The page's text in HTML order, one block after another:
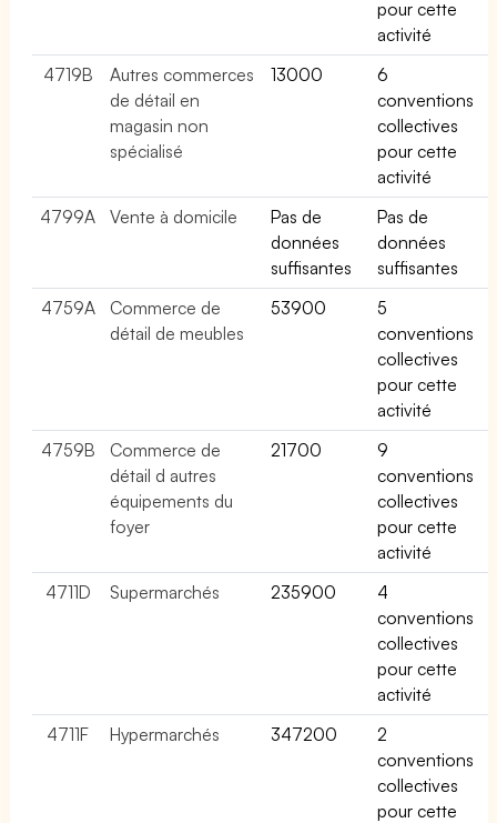
pour cette
activité
4719B
Autres commerces
de détail en
magasin non
spécialisé
13000
6
conventions
collectives
pour cette
activité
4799A
Vente à domicile
Pas de
données
suffisantes
Pas de
données
suffisantes
4759A
Commerce de
détail de meubles
53900
5
conventions
collectives
pour cette
activité
4759B
Commerce de
détail d autres
équipements du
foyer
21700
9
conventions
collectives
pour cette
activité
4711D
Supermarchés 235900
4
conventions
collectives
pour cette
activité
4711F
Hypermarchés 347200
2
conventions
collectives
pour cette